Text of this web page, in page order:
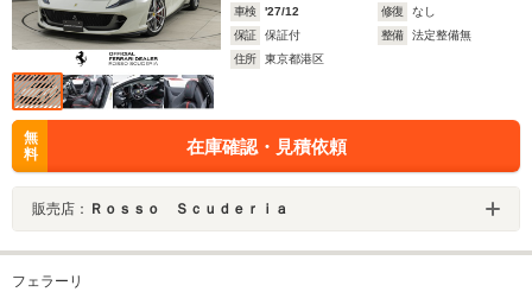
車検
'27/12 修復
なし
保証
保証付 整備
法定整備無
住所
東京都港区
無
料
在庫確認・見積依頼
販売店： Ｒｏｓｓｏ Ｓｃｕｄｅｒｉａ
フェラーリ